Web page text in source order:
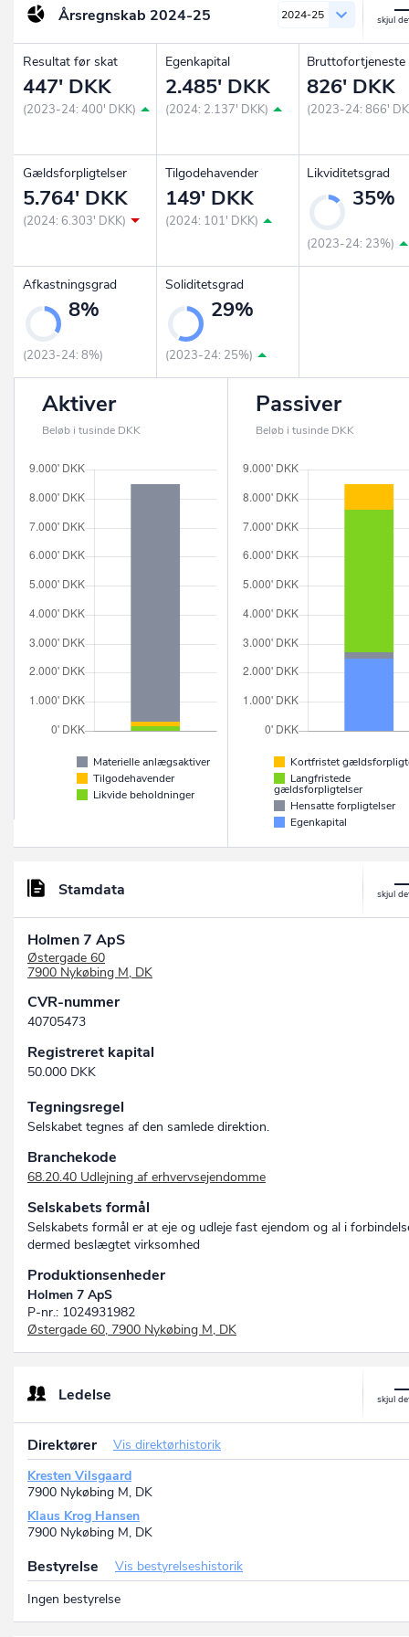
Årsregnskab 2024-25 2024-25
Resultat før skat
447' DKK
(2023-24: 400' DKK)
Egenkapital
2.485' DKK
(2024: 2.137' DKK)
Bruttofortjeneste
826' DKK
(2023-24: 866'
Gældsforpligtelser
5.764' DKK
(2024: 6.303' DKK)
Tilgodehavender
149' DKK
(2024: 101' DKK)
Likviditetsgrad
35%
(2023-24: 23%)
Afkastningsgrad
8%
(2023-24: 8%)
Soliditetsgrad
29%
(2023-24: 25%)
Aktiver
Beløb i tusinde DKK
Materielle anlægsaktiver
Tilgodehavender
Likvide beholdninger
Passiver
Beløb i tusinde DKK
Kortfristet
Langfristede
gældsforpligtelser
Hensatte forpligtelser
Egenkapital
Stamdata
Holmen 7 ApS
Østergade 60
7900 Nykøbing M, DK
CVR-nummer
40705473
Registreret kapital
50.000 DKK
Tegningsregel
Selskabet tegnes af den samlede direktion.
Branchekode
68.20.40 Udlejning af erhvervsejendomme
Selskabets formål
Selskabets formål er at eje og udleje fast ejendom og al i
dermed beslægtet virksomhed
Produktionsenheder
Holmen 7 ApS
P-nr.: 1024931982
Østergade 60, 7900 Nykøbing M, DK
Ledelse
Direktører
Vis direktørhistorik
Kresten Vilsgaard
7900 Nykøbing M, DK
Klaus Krog Hansen
7900 Nykøbing M, DK
Bestyrelse
Vis bestyrelseshistorik
Ingen bestyrelse